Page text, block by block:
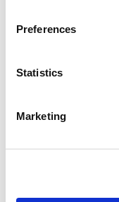
Preferences
Statistics
Marketing